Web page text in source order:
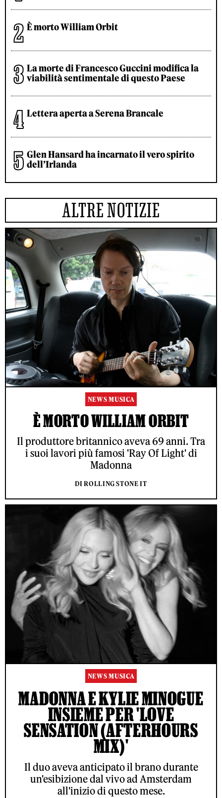
È morto William Orbit
La morte di Francesco Guccini modifica la
viabilità sentimentale di questo Paese
Lettera aperta a Serena Brancale
Glen Hansard ha incarnato il vero spirito
dell’Irlanda
ALTRE NOTIZIE
NEWS MUSICA
È MORTO WILLIAM ORBIT
Il produttore britannico aveva 69 anni. Tra
i suoi lavori più famosi 'Ray Of Light' di
Madonna
DI ROLLING STONE IT
NEWS MUSICA
MADONNA E KYLIE MINOGUE
INSIEME PER 'LOVE
SENSATION (AFTERHOURS
MIX)'
Il duo aveva anticipato il brano durante
un'esibizione dal vivo ad Amsterdam
all'inizio di questo mese.